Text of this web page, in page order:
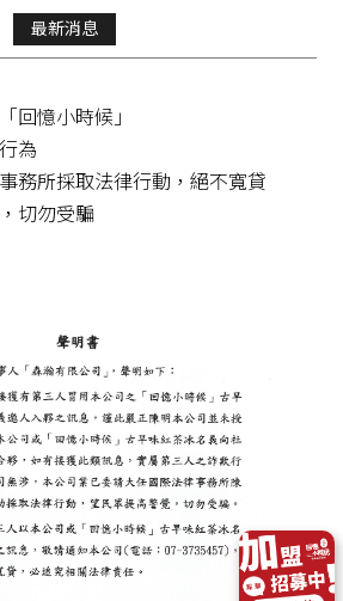
最新消息
回憶小時候」
為
務所採取法律行動，絕不寬貸
切勿受騙